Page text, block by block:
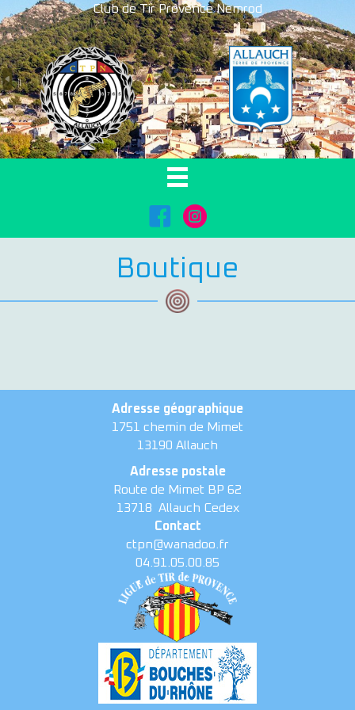
Club de Tir Provence Nemrod
FaceBookInstagram
Boutique
Adresse géographique
1751 chemin de Mimet
13190 Allauch
Adresse postale
Route de Mimet BP 62
13718 Allauch Cedex
Contact
ctpn@wanadoo.fr
04.91.05.00.85